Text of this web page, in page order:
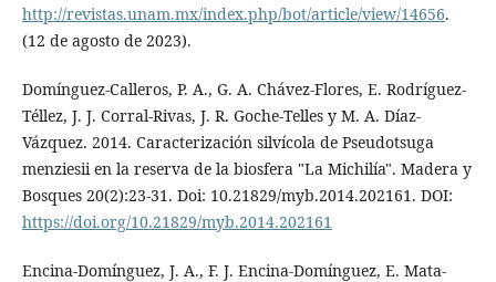
http://revistas.unam.mx/index.php/bot/article/view/14656.
(12 de agosto de 2023).
Domínguez-Calleros, P. A., G. A. Chávez-Flores, E. Rodríguez-
Téllez, J. J. Corral-Rivas, J. R. Goche-Telles y M. A. Díaz-
Vázquez. 2014. Caracterización silvícola de Pseudotsuga
menziesii en la reserva de la biosfera "La Michilía". Madera y
Bosques 20(2):23-31. Doi: 10.21829/myb.2014.202161. DOI:
https://doi.org/10.21829/myb.2014.202161
Encina-Domínguez, J. A., F. J. Encina-Domínguez, E. Mata-